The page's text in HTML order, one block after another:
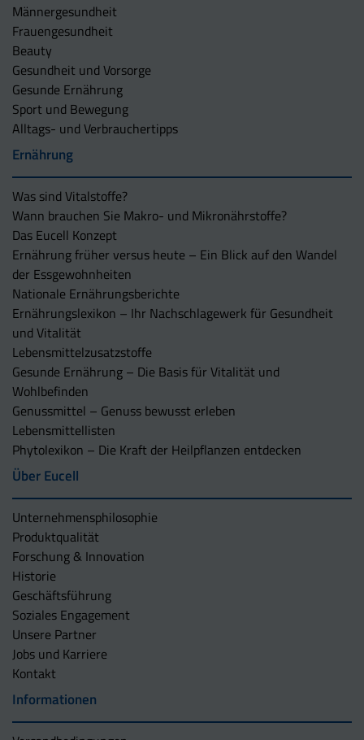
Männergesundheit
Frauengesundheit
Beauty
Gesundheit und Vorsorge
Gesunde Ernährung
Sport und Bewegung
Alltags- und Verbrauchertipps
Ernährung
Was sind Vitalstoffe?
Wann brauchen Sie Makro- und Mikronährstoffe?
Das Eucell Konzept
Ernährung früher versus heute – Ein Blick auf den Wandel
der Essgewohnheiten
Nationale Ernährungsberichte
Ernährungslexikon – Ihr Nachschlagewerk für Gesundheit
und Vitalität
Lebensmittelzusatzstoffe
Gesunde Ernährung – Die Basis für Vitalität und
Wohlbefinden
Genussmittel – Genuss bewusst erleben
Lebensmittellisten
Phytolexikon – Die Kraft der Heilpflanzen entdecken
Über Eucell
Unternehmens­philosophie
Produktqualität
Forschung & Innovation
Historie
Geschäftsführung
Soziales Engagement
Unsere Partner
Jobs und Karriere
Kontakt
Informationen